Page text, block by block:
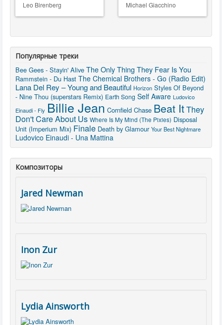
Leo Birenberg Michael Giacchino
Популярные треки
Bee Gees - Stayin' Alive The Only Thing They Fear Is You
Rammstein - Du Hast The Chemical Brothers - Go (Radio Edit)
Lana Del Rey – Young and Beautiful Horizon Styles Of Beyond
- Nine Thou (superstars Remix) Earth Song Self Aware Ludovico
Einaudi - Fly Billie Jean Cornfield Chase Beat ItThey
Don't Care About Us Where Is My Mind (The Pixies) Disposal
Unit (Imperium Mix) Finale Death by Glamour Your Best Nightmare
Ludovico Einaudi - Una Mattina
Композиторы
Jared Newman
Inon Zur
Lydia Ainsworth